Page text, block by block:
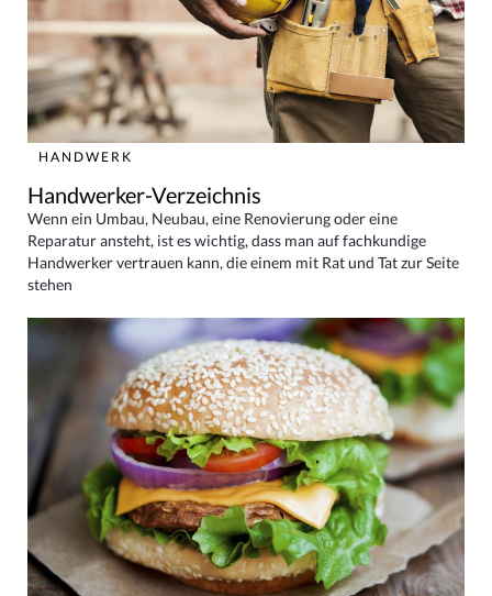
HANDWERK
Handwerker-Verzeichnis
Wenn ein Umbau, Neubau, eine Renovierung oder eine
Reparatur ansteht, ist es wichtig, dass man auf fachkundige
Handwerker vertrauen kann, die einem mit Rat und Tat zur Seite
stehen